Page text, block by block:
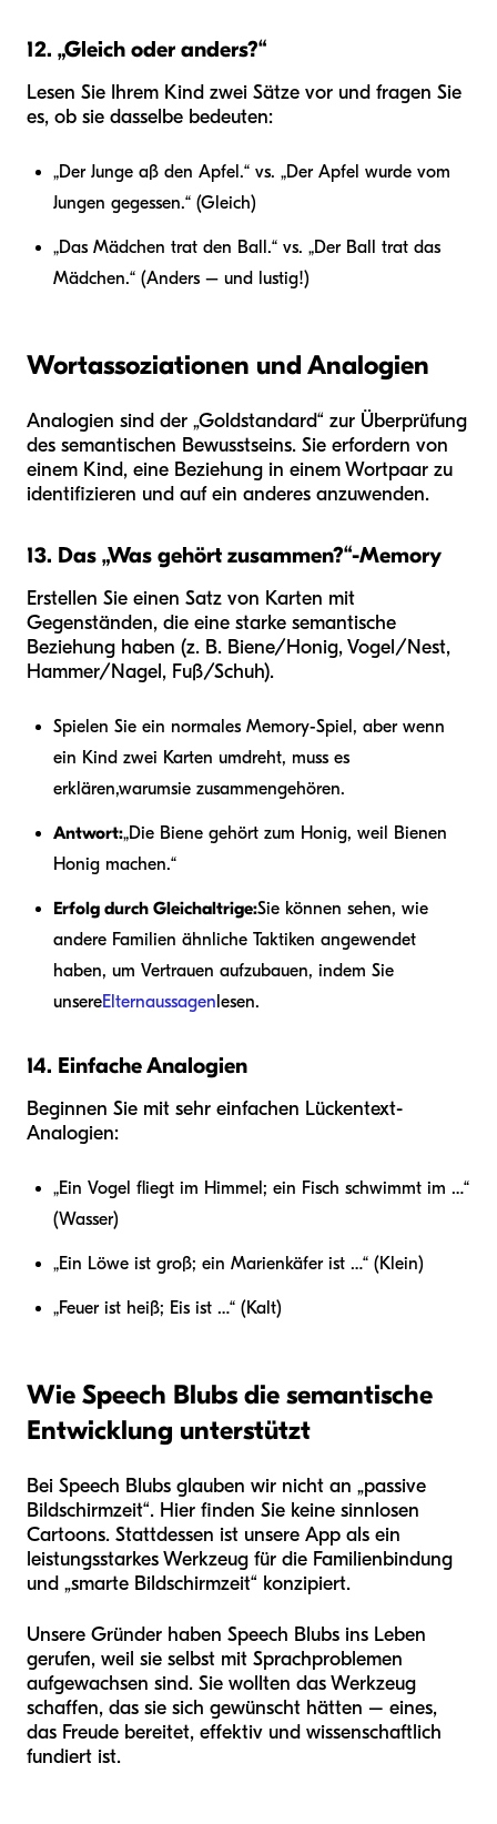
12. „Gleich oder anders?“
Lesen Sie Ihrem Kind zwei Sätze vor und fragen Sie
es, ob sie dasselbe bedeuten:
„Der Junge aß den Apfel.“ vs. „Der Apfel wurde vom
Jungen gegessen.“ (Gleich)
„Das Mädchen trat den Ball.“ vs. „Der Ball trat das
Mädchen.“ (Anders – und lustig!)
Wortassoziationen und Analogien
Analogien sind der „Goldstandard“ zur Überprüfung
des semantischen Bewusstseins. Sie erfordern von
einem Kind, eine Beziehung in einem Wortpaar zu
identifizieren und auf ein anderes anzuwenden.
13. Das „Was gehört zusammen?“-Memory
Erstellen Sie einen Satz von Karten mit
Gegenständen, die eine starke semantische
Beziehung haben (z. B. Biene/Honig, Vogel/Nest,
Hammer/Nagel, Fuß/Schuh).
Spielen Sie ein normales Memory-Spiel, aber wenn
ein Kind zwei Karten umdreht, muss es
erklären,warumsie zusammengehören.
Antwort:„Die Biene gehört zum Honig, weil Bienen
Honig machen.“
Erfolg durch Gleichaltrige:Sie können sehen, wie
andere Familien ähnliche Taktiken angewendet
haben, um Vertrauen aufzubauen, indem Sie
unsereElternaussagen lesen.
14. Einfache Analogien
Beginnen Sie mit sehr einfachen Lückentext-
Analogien:
„Ein Vogel fliegt im Himmel; ein Fisch schwimmt im …“
(Wasser)
„Ein Löwe ist groß; ein Marienkäfer ist …“ (Klein)
„Feuer ist heiß; Eis ist …“ (Kalt)
Wie Speech Blubs die semantische
Entwicklung unterstützt
Bei Speech Blubs glauben wir nicht an „passive
Bildschirmzeit“. Hier finden Sie keine sinnlosen
Cartoons. Stattdessen ist unsere App als ein
leistungsstarkes Werkzeug für die Familienbindung
und „smarte Bildschirmzeit“ konzipiert.
Unsere Gründer haben Speech Blubs ins Leben
gerufen, weil sie selbst mit Sprachproblemen
aufgewachsen sind. Sie wollten das Werkzeug
schaffen, das sie sich gewünscht hätten – eines,
das Freude bereitet, effektiv und wissenschaftlich
fundiert ist.